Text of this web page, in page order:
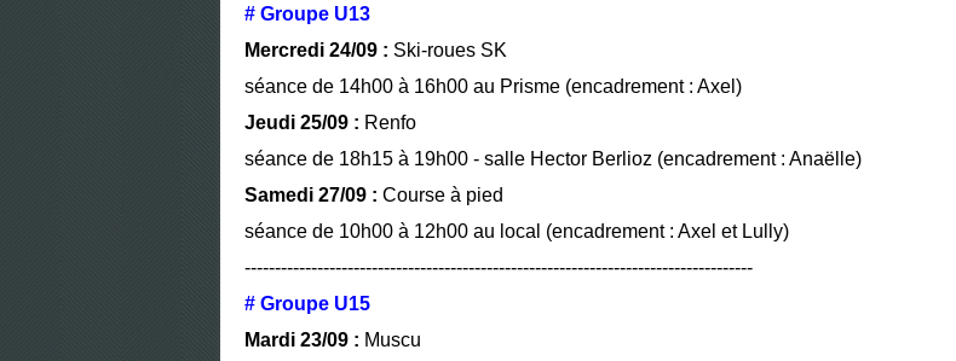
# Groupe U13
Mercredi 24/09 : Ski-roues SK
séance de 14h00 à 16h00 au Prisme (encadrement : Axel)
Jeudi 25/09 : Renfo
séance de 18h15 à 19h00 - salle Hector Berlioz (encadrement : Anaëlle)
Samedi 27/09 : Course à pied
séance de 10h00 à 12h00 au local (encadrement : Axel et Lully)
------------------------------------------------------------------------------------
# Groupe U15
Mardi 23/09 : Muscu